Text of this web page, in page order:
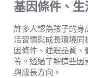
基因條件、
許多人認為孩子的身
活習慣與成長環境
因條件、睡眠品質
等。透過了解這些因
與成長方向。